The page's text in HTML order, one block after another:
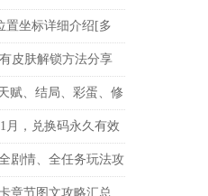
置坐标详细介绍[多
皮肤解锁方法分享
赋、结局、彩蛋、修
月，兑换码永久有效
剧情、全任务玩法攻
章节图文攻略汇总